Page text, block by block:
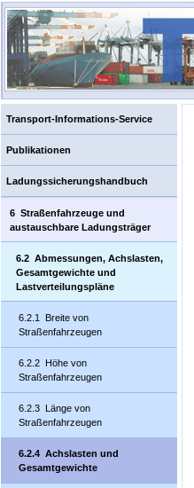
Transport-Informations-Service
Publikationen
Ladungssicherungshandbuch
6 Straßenfahrzeuge und
austauschbare Ladungsträger
6.2 Abmessungen, Achslasten,
Gesamtgewichte und
Lastverteilungspläne
6.2.1 Breite von
Straßenfahrzeugen
6.2.2 Höhe von
Straßenfahrzeugen
6.2.3 Länge von
Straßenfahrzeugen
6.2.4 Achslasten und
Gesamtgewichte